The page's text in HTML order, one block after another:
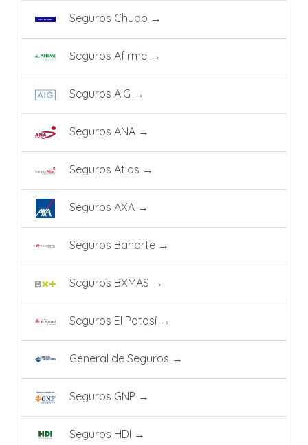
Seguros Chubb →
Seguros Afirme →
Seguros AIG →
Seguros ANA →
Seguros Atlas →
Seguros AXA →
Seguros Banorte →
Seguros BXMAS →
Seguros El Potosí →
General de Seguros →
Seguros GNP →
Seguros HDI →